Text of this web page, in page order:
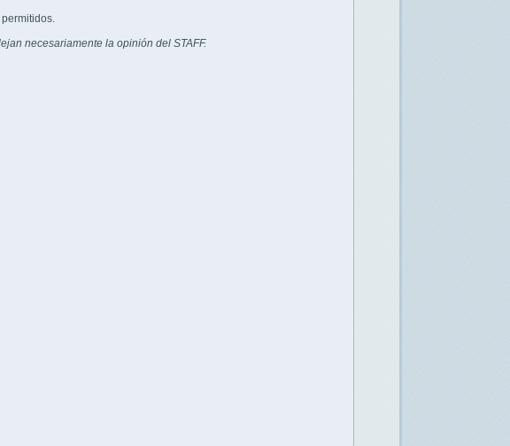
necesariamente la opinión del STAFF.